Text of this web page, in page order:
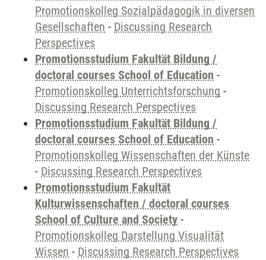
Promotionskolleg Sozialpädagogik in diversen
Gesellschaften - Discussing Research
Perspectives
Promotionsstudium Fakultät Bildung /
doctoral courses School of Education -
Promotionskolleg Unterrichtsforschung -
Discussing Research Perspectives
Promotionsstudium Fakultät Bildung /
doctoral courses School of Education -
Promotionskolleg Wissenschaften der Künste
- Discussing Research Perspectives
Promotionsstudium Fakultät
Kulturwissenschaften / doctoral courses
School of Culture and Society -
Promotionskolleg Darstellung Visualität
Wissen - Discussing Research Perspectives